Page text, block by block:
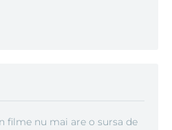
filme nu mai are o sursa de